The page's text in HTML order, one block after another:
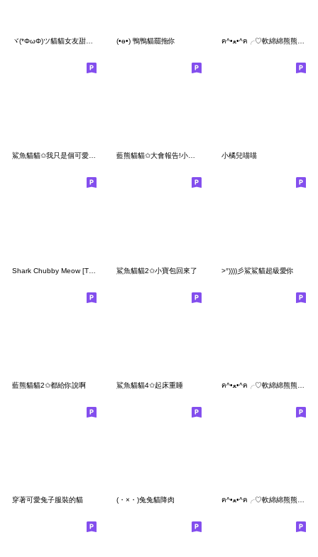
(•ө•) 鴨鴨貓罷拖你
鯊魚貓貓✩我只是個可愛的寶包 藍熊貓貓✩大會報告!小可愛來上課了 小橘兒喵喵
鯊魚貓貓2✩小寶包回來了 >°))))彡鯊鯊貓超級愛你
藍熊貓貓2✩都給你說啊 鯊魚貓貓4✩起床重睡
穿著可愛兔子服裝的貓 (・×・)兔兔貓降肉 ฅ^•ﻌ•^ฅ╭♡軟綿綿熊熊貓好俏皮修正